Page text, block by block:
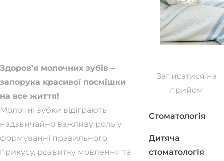
Здоров’я молочних зубів –
запорука красивої посмішки
на все життя!
Молочні зубки відіграють
надзвичайно важливу роль у
формуванні правильного
прикусу, розвитку мовлення та
Записатися на
прийом
Стоматологія
Дитяча
стоматологія